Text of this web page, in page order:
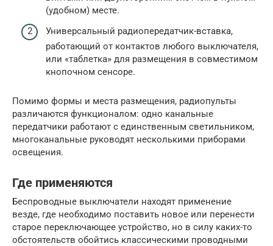
(удобном) месте.
Универсальный радиопередатчик-вставка,
работающий от контактов любого выключателя,
или «таблетка» для размещения в совместимом
кнопочном сенсоре.
Помимо формы и места размещения, радиопульты
различаются функционалом: одно канальные
передатчики работают с единственным светильником,
многоканальные руководят несколькими приборами
освещения.
Где применяются
Беспроводные выключатели находят применение
везде, где необходимо поставить новое или перенести
старое переключающее устройство, но в силу каких-то
обстоятельств обойтись классическими проводными